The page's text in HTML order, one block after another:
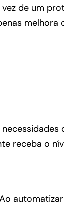
de um
receba o